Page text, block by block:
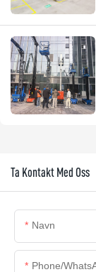
Ta Kontakt Med Oss
Navn
Phone/